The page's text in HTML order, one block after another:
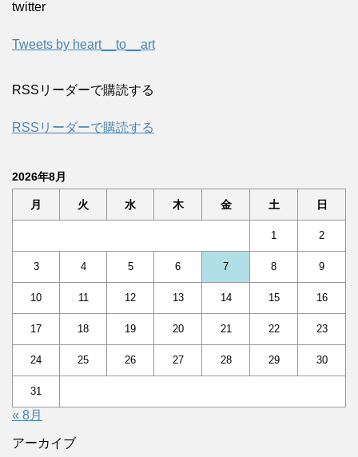
twitter
Tweets by heart__to__art
RSSリーダーで購読する
RSSリーダーで購読する
2026年8月
月 火 水 木 金 土 日
1 2
3 4 5 6 7 8 9
10 11 12 13 14 15 16
17 18 19 20 21 22 23
24 25 26 27 28 29 30
31
« 8月
アーカイブ